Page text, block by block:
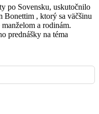
spoločného života
sú sv. omše v našich
Rozpis nájdete na
farností.
hod pozývame deti
– športovo-
chcú prežiť spoločný čas s
na dobročinné diela
po Sovensku, uskutočnilo
Bonettim , ktorý sa väčšinu
a rodinám.
prednášky na téma